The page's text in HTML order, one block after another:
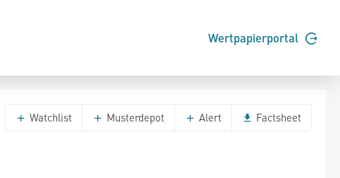
Wertpapierportal
Watchlist Musterdepot Alert Factsheet